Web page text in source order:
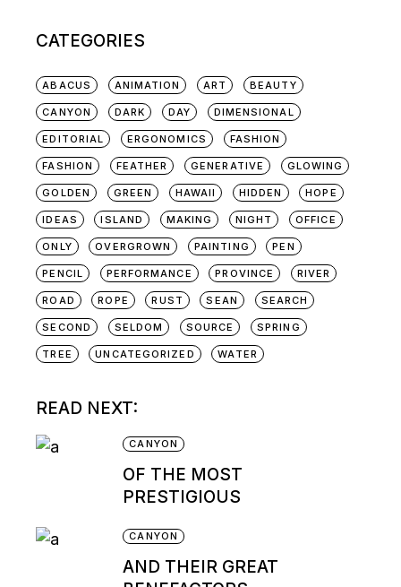
CATEGORIES
ABACUS ANIMATION ART BEAUTY
CANYON DARK DAY DIMENSIONAL
EDITORIAL ERGONOMICS FASHION
FASHION FEATHER GENERATIVE GLOWING
GOLDEN GREEN HAWAII HIDDEN HOPE
IDEAS ISLAND MAKING NIGHT OFFICE
ONLY OVERGROWN PAINTING PEN
PENCIL PERFORMANCE PROVINCE RIVER
ROAD ROPE RUST SEAN SEARCH
SECOND SELDOM SOURCE SPRING
TREE UNCATEGORIZED WATER
READ NEXT:
CANYON
OF THE MOST
PRESTIGIOUS
CANYON
AND THEIR GREAT